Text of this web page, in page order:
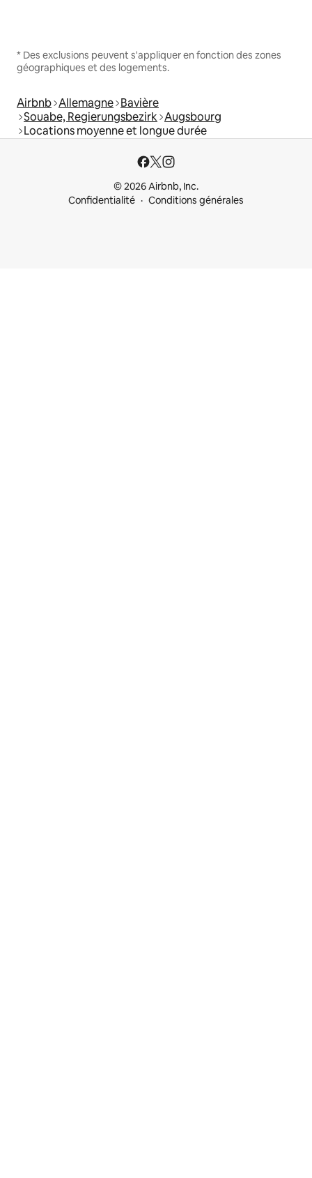
* Des exclusions peuvent s'appliquer en fonction des zones
géographiques et des logements.
Airbnb Allemagne Bavière
Souabe, Regierungsbezirk Augsbourg
Locations moyenne et longue durée
© 2026 Airbnb, Inc.
Confidentialité
Conditions générales